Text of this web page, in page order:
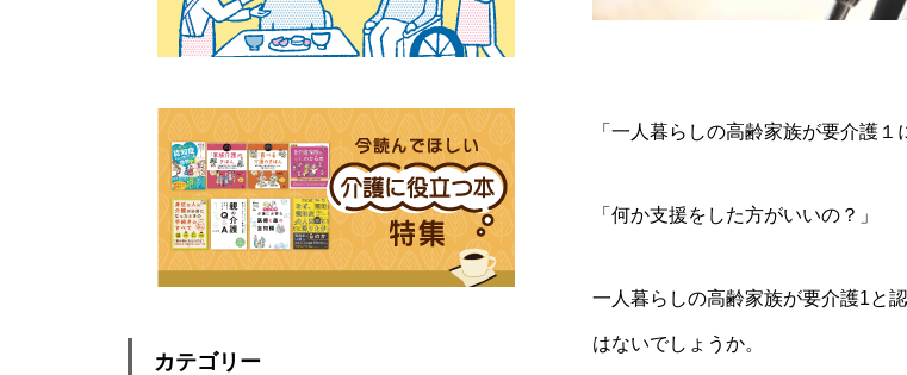
「一人暮らしの高齢家族が要介護
「何か支援をした方がいいの？」
一人暮らしの高齢家族が要介護1と
はないでしょうか。
カテゴリー